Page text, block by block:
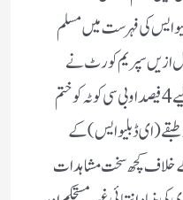
ایس کی فہرست میں مسلم
ازیں سپریم کورٹ نے
کرناٹک حکومت کے مسلمانوں کے لیے 4 فیصد او بی سی کوٹہ کو ختم
(ای ڈبلیو ایس) کے
کچھ سخت مشاہدات